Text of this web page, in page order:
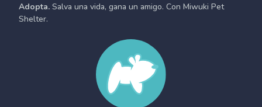
Adopta. Salva una vida, gana un amigo. Con Miwuki Pet
Shelter.